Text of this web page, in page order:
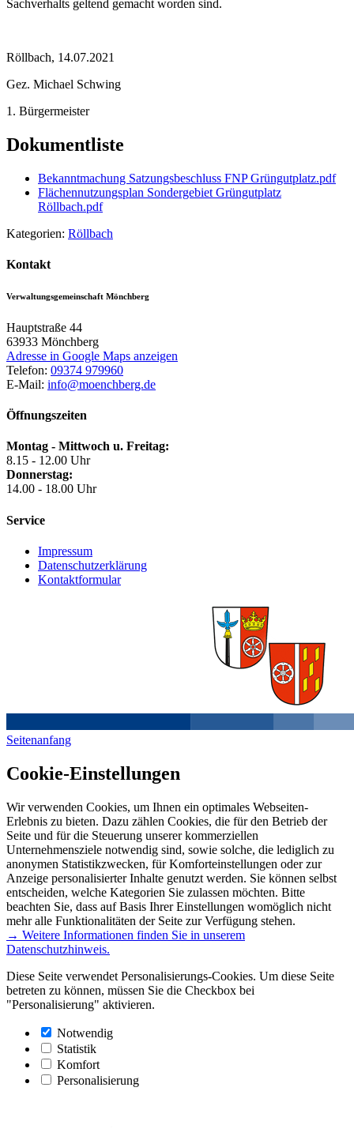
Sachverhalts geltend gemacht worden sind.
Röllbach, 14.07.2021
Gez. Michael Schwing
1. Bürgermeister
Dokumentliste
Bekanntmachung Satzungsbeschluss FNP Grüngutplatz.pdf
Flächennutzungsplan Sondergebiet Grüngutplatz
Röllbach.pdf
Kategorien: Röllbach
Kontakt
Verwaltungsgemeinschaft Mönchberg
Hauptstraße 44
63933 Mönchberg
Adresse in Google Maps anzeigen
Telefon: 09374 979960
E-Mail: info@moenchberg.de
Öffnungszeiten
Montag - Mittwoch u. Freitag:
8.15 - 12.00 Uhr
Donnerstag:
14.00 - 18.00 Uhr
Service
Impressum
Datenschutzerklärung
Kontaktformular
Seitenanfang
Cookie-Einstellungen
Wir verwenden Cookies, um Ihnen ein optimales Webseiten-
Erlebnis zu bieten. Dazu zählen Cookies, die für den Betrieb der
Seite und für die Steuerung unserer kommerziellen
Unternehmensziele notwendig sind, sowie solche, die lediglich zu
anonymen Statistikzwecken, für Komforteinstellungen oder zur
Anzeige personalisierter Inhalte genutzt werden. Sie können selbst
entscheiden, welche Kategorien Sie zulassen möchten. Bitte
beachten Sie, dass auf Basis Ihrer Einstellungen womöglich nicht
mehr alle Funktionalitäten der Seite zur Verfügung stehen.
→ Weitere Informationen finden Sie in unserem
Datenschutzhinweis.
Diese Seite verwendet Personalisierungs-Cookies. Um diese Seite
betreten zu können, müssen Sie die Checkbox bei
"Personalisierung" aktivieren.
Notwendig
Statistik
Komfort
Personalisierung